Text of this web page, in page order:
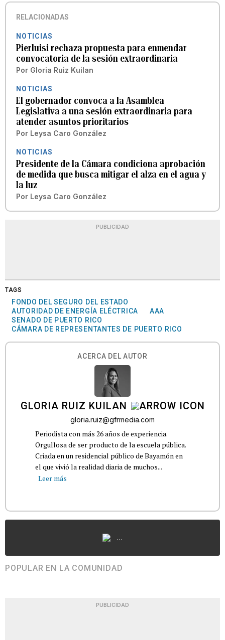
RELACIONADAS
NOTICIAS
Pierluisi rechaza propuesta para enmendar
convocatoria de la sesión extraordinaria
Por Gloria Ruiz Kuilan
NOTICIAS
El gobernador convoca a la Asamblea
Legislativa a una sesión extraordinaria para
atender asuntos prioritarios
Por Leysa Caro González
NOTICIAS
Presidente de la Cámara condiciona aprobación
de medida que busca mitigar el alza en el agua y
la luz
Por Leysa Caro González
PUBLICIDAD
TAGS
FONDO DEL SEGURO DEL ESTADO
AUTORIDAD DE ENERGÍA ELÉCTRICA
AAA
SENADO DE PUERTO RICO
CÁMARA DE REPRESENTANTES DE PUERTO RICO
ACERCA DEL AUTOR
GLORIA RUIZ KUILAN
gloria.ruiz@gfrmedia.com
Periodista con más 26 años de experiencia.
Orgullosa de ser producto de la escuela pública.
Criada en un residencial público de Bayamón en
el que vivió la realidad diaria de muchos...
Leer más
...
POPULAR EN LA COMUNIDAD
PUBLICIDAD